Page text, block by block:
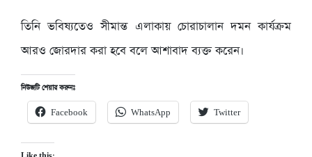
তিনি ভবিষ্যতেও সীমান্ত এলাকায় চোরাচালান দমন কার্যক্রম
আরও জোরদার করা হবে বলে আশাবাদ ব্যক্ত করেন।
নিউজটি শেয়ার করুনঃ
Facebook WhatsApp Twitter